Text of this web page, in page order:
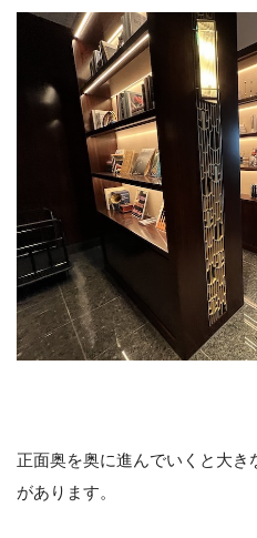
正面奥を奥に進んでいくと大
があります。